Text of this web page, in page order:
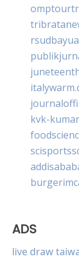
kvk-
ADS
live draw